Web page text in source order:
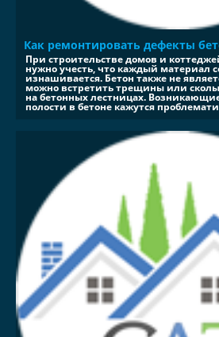
Как ремонтировать дефекты
При строительстве домов и
нужно учесть, что каждый материал
изнашивается. Бетон также не
можно встретить трещины или
на бетонных лестницах.
полости в бетоне кажутся